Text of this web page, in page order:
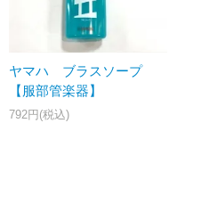
ヤマハ ブラスソープ
【服部管楽器】
792円(税込)